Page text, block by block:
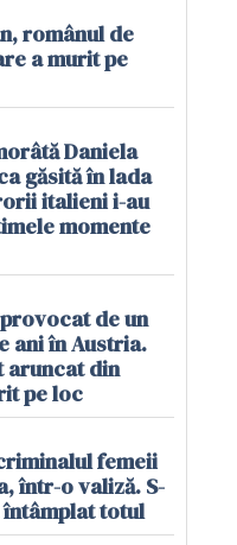
românul de
a murit pe
Daniela
găsită în lada
italieni i-au
momente
de un
ani în Austria.
aruncat din
pe loc
femeii
într-o valiză. S-
întâmplat totul